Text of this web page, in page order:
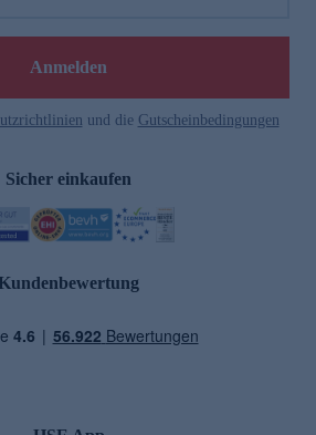
Anmelden
und die Gutscheinbedingungen
Sicher einkaufen